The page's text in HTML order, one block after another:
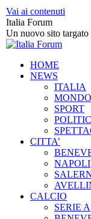
Vai ai contenuti
Italia Forum
Un nuovo sito targato
HOME
NEWS
ITALIA
MONDO
SPORT
CITTA’
NAPOLI
CALCIO
SERIE A